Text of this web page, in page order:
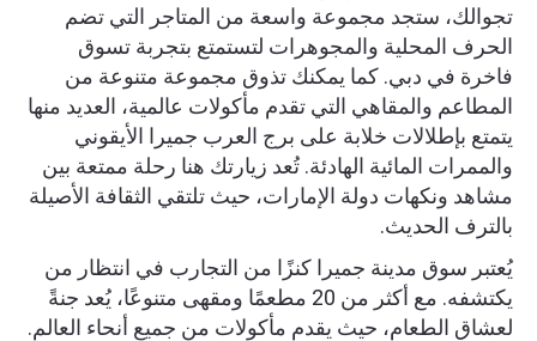
تجوالك، ستجد مجموعة واسعة من المتاجر التي تضم
الحرف المحلية والمجوهرات لتستمتع بتجربة تسوق
فاخرة في دبي. كما يمكنك تذوق مجموعة متنوعة من
المطاعم والمقاهي التي تقدم مأكولات عالمية، العديد منها
يتمتع بإطلالات خلابة على برج العرب جميرا الأيقوني
والممرات المائية الهادئة. تُعد زيارتك هنا رحلة ممتعة بين
مشاهد ونكهات دولة الإمارات، حيث تلتقي الثقافة الأصيلة
بالترف الحديث.
يُعتبر سوق مدينة جميرا كنزًا من التجارب في انتظار من
يكتشفه. مع أكثر من 20 مطعمًا ومقهى متنوعًا، يُعد جنةً
لعشاق الطعام، حيث يقدم مأكولات من جميع أنحاء العالم.